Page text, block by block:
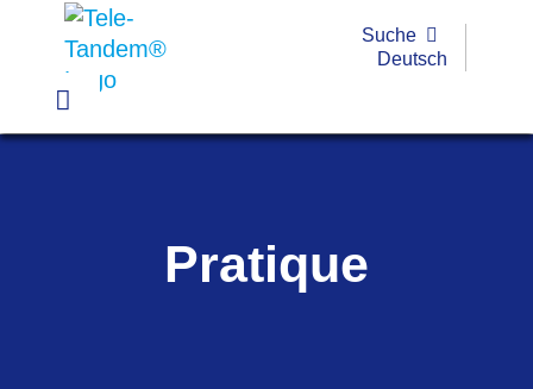
Passer
contenu
Toggle
Navigation
Outils
Suche
Deutsch
Pratique